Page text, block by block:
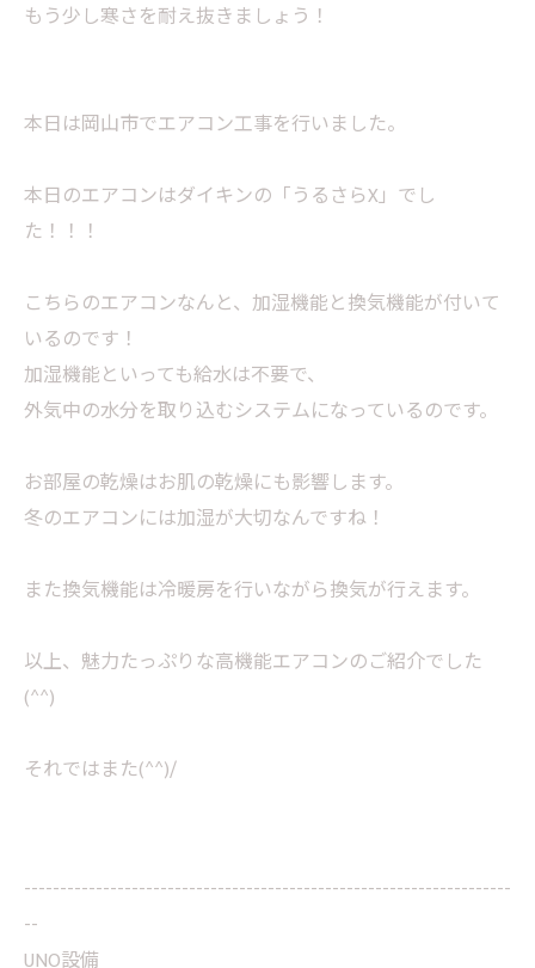
もう少し寒さを耐え抜きましょう！
本日は岡山市でエアコン工事を行いました。
本日のエアコンはダイキンの「うるさらX」でし
た！！！
こちらのエアコンなんと、加湿機能と換気機能が付いて
いるのです！
加湿機能といっても給水は不要で、
外気中の水分を取り込むシステムになっているのです。
お部屋の乾燥はお肌の乾燥にも影響します。
冬のエアコンには加湿が大切なんですね！
また換気機能は冷暖房を行いながら換気が行えます。
以上、魅力たっぷりな高機能エアコンのご紹介でした
(^^)
それではまた(^^)/
--------------------------------------------------------------------
--
UNO設備